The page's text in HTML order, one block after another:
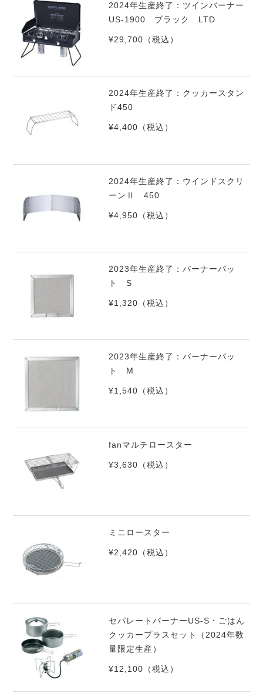
2024年生産終了：ツインバーナー
US-1900 ブラック LTD
¥29,700 （税込）
2024年生産終了：クッカースタン
ド450
¥4,400 （税込）
2024年生産終了：ウインドスクリ
ーンⅡ 450
¥4,950 （税込）
2023年生産終了：バーナーパッ
ト S
¥1,320 （税込）
2023年生産終了：バーナーパッ
ト M
¥1,540 （税込）
fanマルチロースター
¥3,630 （税込）
ミニロースター
¥2,420 （税込）
セパレートバーナーUS-S・ごはん
クッカープラスセット（2024年数
量限定生産）
¥12,100 （税込）